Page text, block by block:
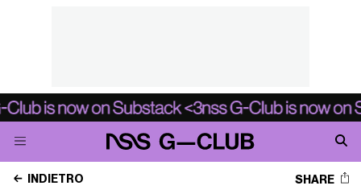
INDIETRO SHARE